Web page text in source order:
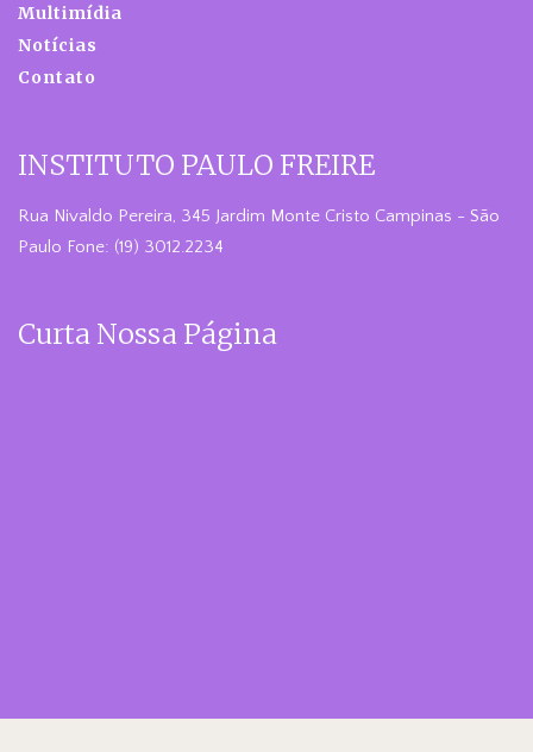
Multimídia
Notícias
Contato
INSTITUTO PAULO FREIRE
Rua Nivaldo Pereira, 345 Jardim Monte Cristo Campinas - São
Paulo Fone: (19) 3012.2234
Curta Nossa Página